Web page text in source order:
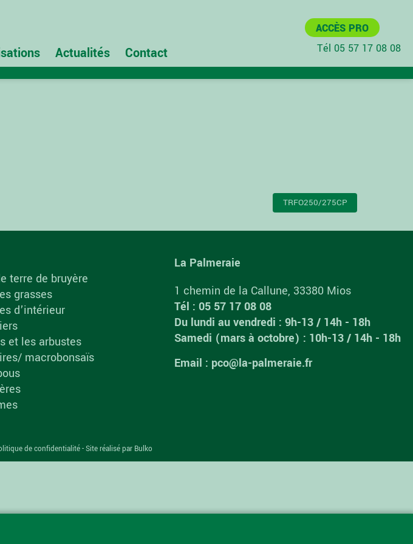
Actualités Contact
ACCÈS PRO
Tél 05 57 17 08 08
TRFO250/275CP
terre de bruyère
grasses
d’intérieur
et les arbustes
macrobonsaïs
La Palmeraie
1 chemin de la Callune, 33380 Mios
Tél : 05 57 17 08 08
Du lundi au vendredi : 9h-13 / 14h - 18h
Samedi (mars à octobre) : 10h-13 / 14h - 18h
Email : pco@la-palmeraie.fr
de confidentialité-Site réalisé par Bulko